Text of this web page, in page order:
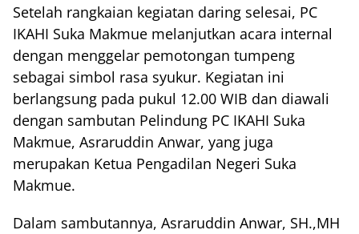
Setelah rangkaian kegiatan daring selesai, PC
IKAHI Suka Makmue melanjutkan acara internal
dengan menggelar pemotongan tumpeng
sebagai simbol rasa syukur. Kegiatan ini
berlangsung pada pukul 12.00 WIB dan diawali
dengan sambutan Pelindung PC IKAHI Suka
Makmue, Asraruddin Anwar, yang juga
merupakan Ketua Pengadilan Negeri Suka
Makmue.
Dalam sambutannya, Asraruddin Anwar, SH.,MH